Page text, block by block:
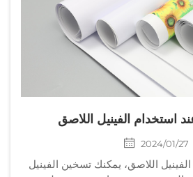
استخدام الفينيل اللاصق
2024/01/27
اللاصق، يمكنك تسخين الفينيل